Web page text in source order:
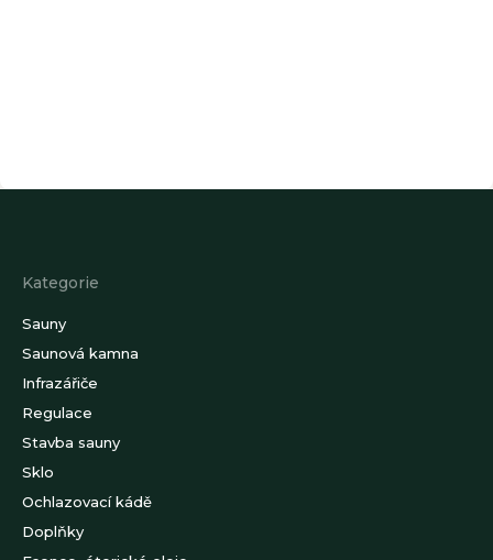
Kategorie
Sauny
Saunová kamna
Infrazářiče
Regulace
Stavba sauny
Sklo
Ochlazovací kádě
Doplňky